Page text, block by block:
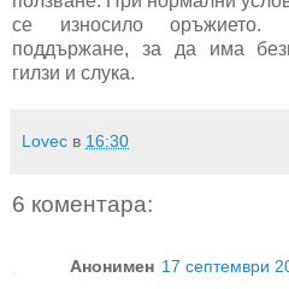
се износило оръжието.
поддържане, за да има
гилзи и слука.
Lovec в 16:30
6 коментара:
Анонимен 17 септември